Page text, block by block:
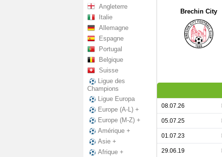
Angleterre
Italie
Allemagne
Espagne
Portugal
Belgique
Suisse
Ligue des
Champions
Ligue Europa
Europe (A-L) +
Europe (M-Z) +
Amérique +
Asie +
Afrique +
Brechin City
08.07.26
05.07.25
01.07.23
29.06.19